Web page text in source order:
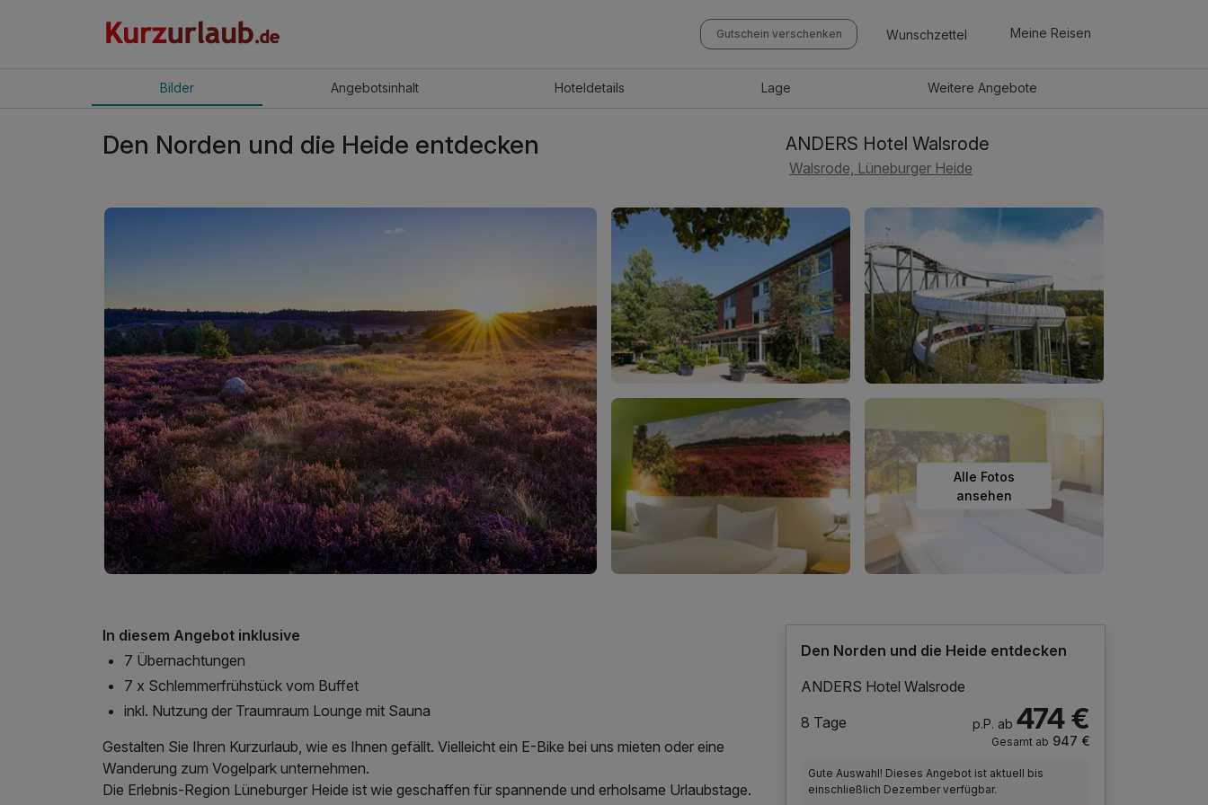
Gutschein verschenken Wunschzettel Meine Reisen
Bilder Angebotsinhalt Hoteldetails Lage WeitereAngebote
Den Norden und die Heide entdecken ANDERS Hotel Walsrode
Walsrode, Lüneburger Heide
Alle Fotos
ansehen
In diesem Angebot inklusive
7 Übernachtungen
7 x Schlemmerfrühstück vom Buffet
inkl. Nutzung der Traumraum Lounge mit Sauna
Gestalten Sie Ihren Kurzurlaub, wie es Ihnen gefällt. Vielleicht ein E-Bike bei uns mieten oder eine
Wanderung zum Vogelpark unternehmen.
Die Erlebnis-Region Lüneburger Heide ist wie geschaffen für spannende und erholsame Urlaubstage.
Den Norden und die Heide entdecken
ANDERS Hotel Walsrode
8 Tage
p.P. ab 474 €
Gesamt ab 947 €
Gute Auswahl! Dieses Angebot ist aktuell bis
einschließlich Dezember verfügbar.